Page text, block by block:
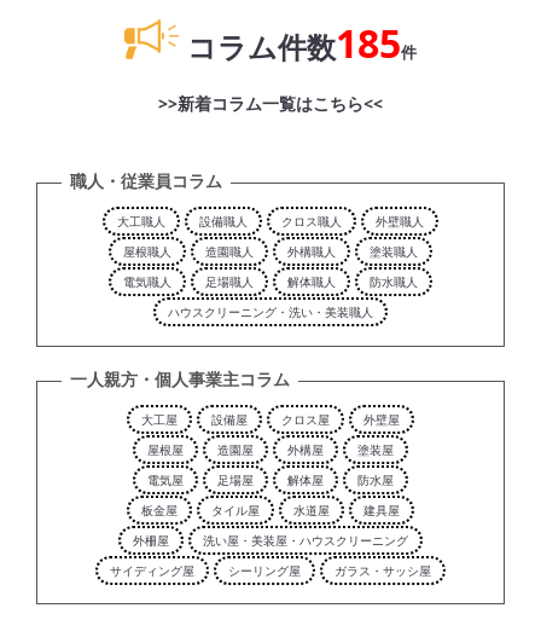
コラム件数185件
>>新着コラム一覧はこちら<<
職人・従業員コラム
大工職人 設備職人 クロス職人
外壁職人
屋根職人
造園職人 外構職人
塗装職人
電気職人
足場職人 解体職人
防水職人
ハウスクリーニング・洗い・美装職人
一人親方・個人事業主コラム
大工屋 設備屋 クロス屋
外壁屋
屋根屋
造園屋 外構屋
塗装屋
電気屋
足場屋 解体屋
防水屋
板金屋
タイル屋 水道屋
建具屋
外柵屋
洗い屋・美装屋・ハウスクリーニング
サイディング屋
シーリング屋 ガラス・サッシ屋